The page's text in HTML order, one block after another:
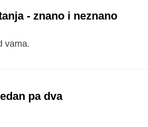
- znano i neznano
vama.
pa dva